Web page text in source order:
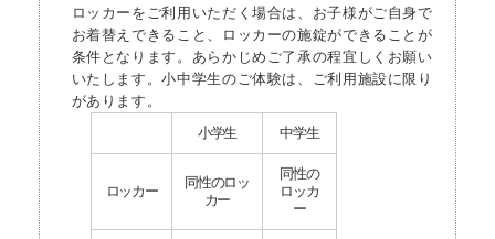
ロッカーをご利用いただく場合は、お子様がご自身で
お着替えできること、ロッカーの施錠ができることが
条件となります。あらかじめご了承の程宜しくお願い
いたします。小中学生のご体験は、ご利用施設に限り
があります。
小学生 中学生
ロッカー
同性のロッ
カー
同性の
ロッカ
ー